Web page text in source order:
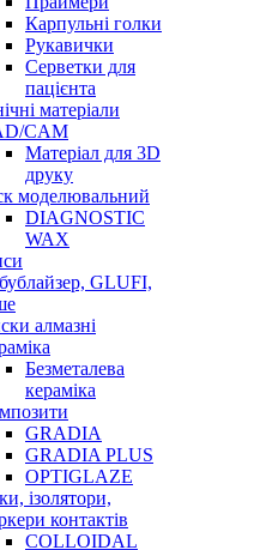
Карпульні голки
Рукавички
Серветки для
пацієнта
матеріали
CAM
Матеріал для 3D
друку
моделювальний
DIAGNOSTIC
WAX
GLUFI,
алмазні
Безметалева
кераміка
GRADIA
GRADIA PLUS
OPTIGLAZE
ізолятори,
контактів
COLLOIDAL